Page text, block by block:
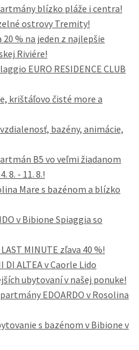
blízko pláže i centra!
ostrovy Tremity!
20 % na jeden z najlepšie
Riviére!
EURO RESIDENCE CLUB
krištáľovo čisté more a
bazény, animácie,
B5 vo veľmi žiadanom
8. - 11. 8.!
Mare s bazénom a blízko
v Bibione Spiaggia so
MINUTE zľava 40 %!
ALTEA v Caorle Lido
ubytovaní v našej ponuke!
EDOARDO v Rosolina
s bazénom v Bibione v